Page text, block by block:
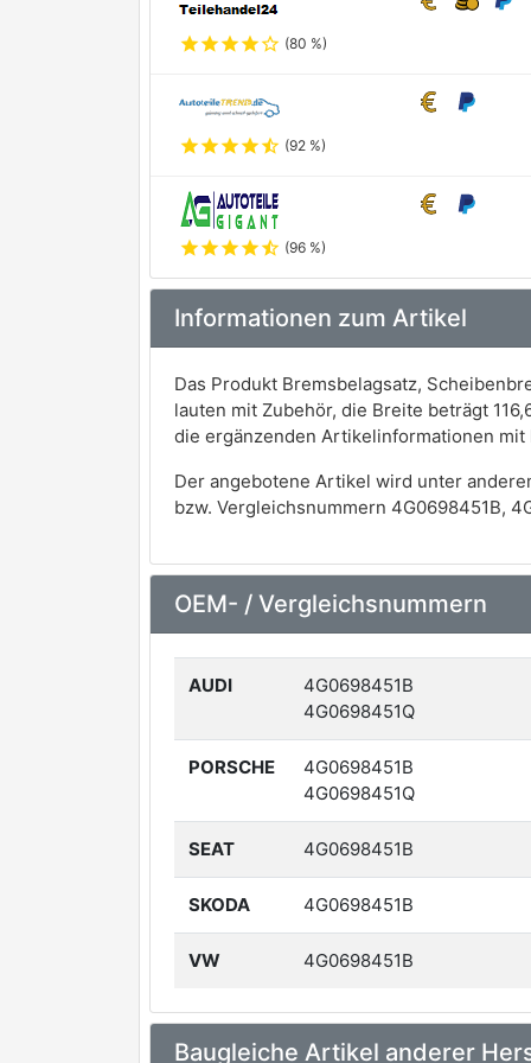
starstarstarstarstar_outline (80 %)
starstarstarstarstar_half (92 %)
starstarstarstarstar_half (96 %)
Informationen zum Artikel
Das Produkt Bremsbelagsatz,
lauten mit Zubehör, die Breite beträgt
die ergänzenden Artikelinformationen mit
Der angebotene Artikel wird unter
bzw. Vergleichsnummern 4G0698451B,
OEM- / Vergleichsnummern
AUDI 4G0698451B
4G0698451Q
PORSCHE 4G0698451B
4G0698451Q
SEAT 4G0698451B
SKODA 4G0698451B
VW 4G0698451B
Baugleiche Artikel anderer